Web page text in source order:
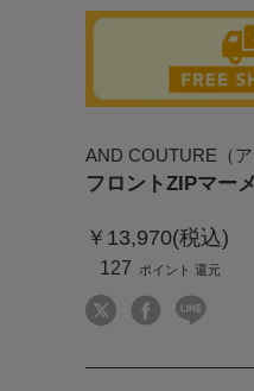
AND COUTURE（ア
フロントZIPマー
￥13,970(税込)
127